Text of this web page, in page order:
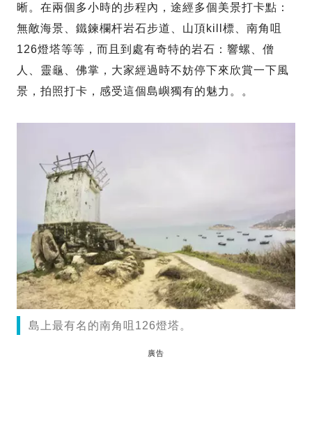
晰。在兩個多小時的步程內，途經多個美景打卡點：
無敵海景、鐵鍊欄杆岩石步道、山頂kill標、南角咀
126燈塔等等，而且到處有奇特的岩石：響螺、僧
人、靈龜、佛掌，大家經過時不妨停下來欣賞一下風
景，拍照打卡，感受這個島嶼獨有的魅力。。
島上最有名的南角咀126燈塔。
廣告